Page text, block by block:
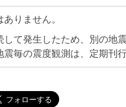
りません。
して発生したため、別の地
毎の震度観測は、定期刊